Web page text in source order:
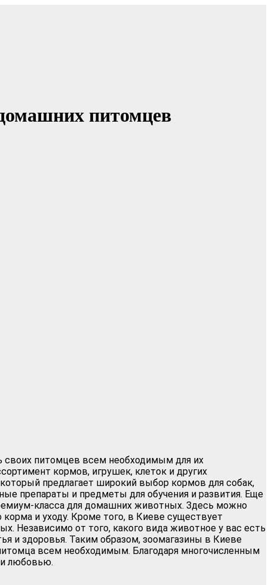
питомцев
своих питомцев всем необходимым для их
кормов, игрушек, клеток и других
предлагает широкий выбор кормов для собак,
препараты и предметы для обучения и развития. Еще
класса для домашних животных. Здесь можно
и уходу. Кроме того, в Киеве существует
Независимо от того, какого вида животное у вас есть
и здоровья. Таким образом, зоомагазины в Киеве
всем необходимым. Благодаря многочисленным
и любовью.